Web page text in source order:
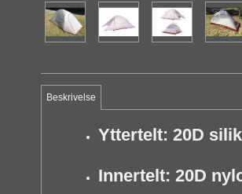
Beskrivelse
Yttertelt: 20D
Innertelt: 20D